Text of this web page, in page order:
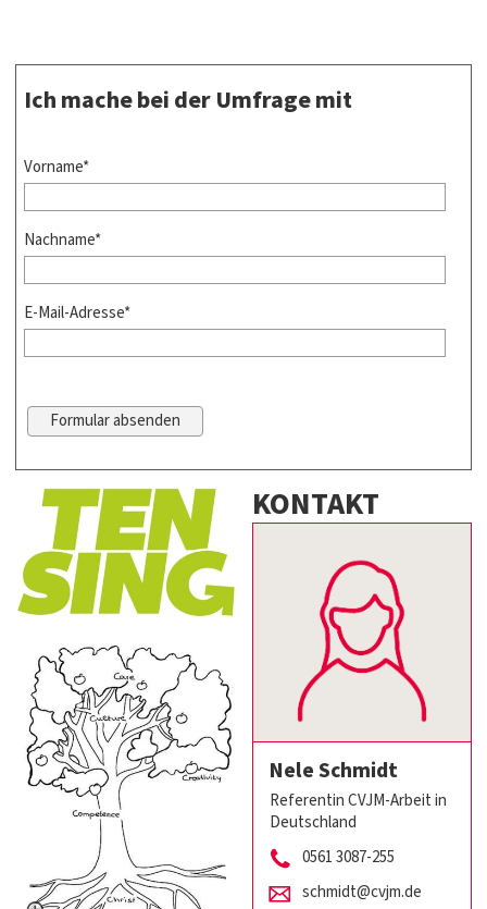
Ich mache bei der Umfrage mit
Vorname*
Nachname*
E-Mail-Adresse*
KONTAKT
Nele Schmidt
Referentin CVJM-Arbeit in
Deutschland
0561 3087-255
schmidt@cvjm.de